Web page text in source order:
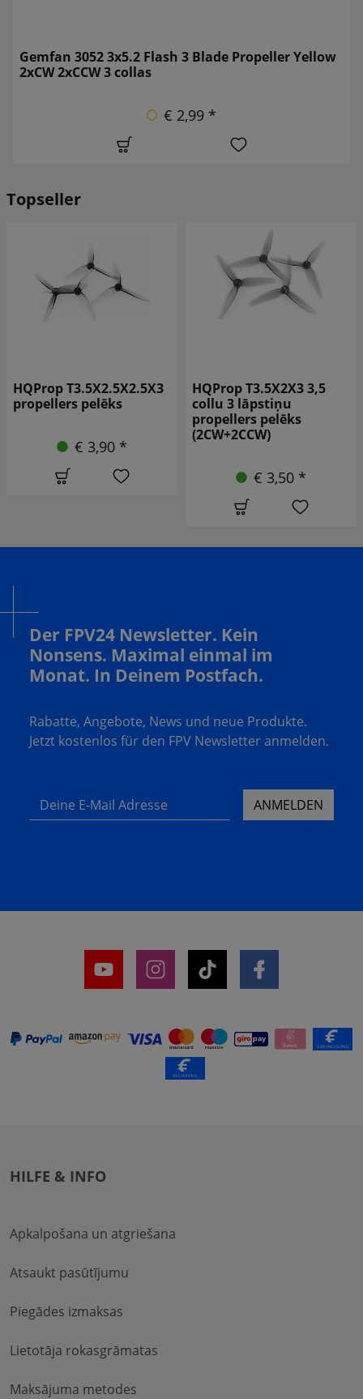
Gemfan 3052 3x5.2 Flash 3 Blade Propeller Yellow
2xCW 2xCCW 3 collas
€ 2,99 *
Topseller
HQProp T3.5X2X3 3,5
collu 3 lāpstiņu
€ 3,50 *
HQ Durable Prop 3030
Trīs lāpstiņu T3X3X3
Purple 4 gab PC FPV
propelleris 3 collas
€ 2,89*
Der FPV24 Newsletter. Kein
Nonsens. Maximal einmal im
Monat. In Deinem Postfach.
Rabatte, Angebote, News und neue Produkte.
Jetzt kostenlos für den FPV Newsletter anmelden.
Deine E-Mail Adresse ANMELDEN
HILFE & INFO
Apkalpošana un atgriešana
Atsaukt pasūtījumu
Piegādes izmaksas
Lietotāja rokasgrāmatas
Maksājuma metodes